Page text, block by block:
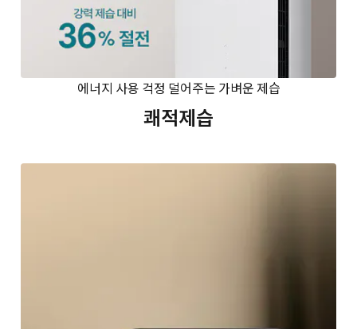
에너지 사용 걱정 덜어주는 가벼운 제습
쾌적제습